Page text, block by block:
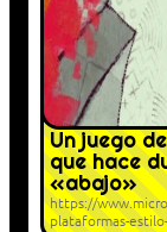
Un juego
que hace
«abajo»
https://
plataformas-